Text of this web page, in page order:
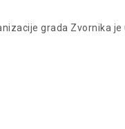
grada Zvornika je